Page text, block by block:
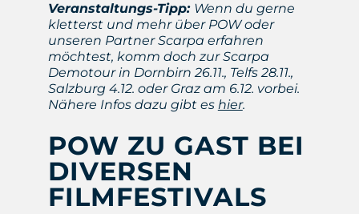
Veranstaltungs-Tipp: Wenn du gerne
kletterst und mehr über POW oder
unseren Partner Scarpa erfahren
möchtest, komm doch zur Scarpa
Demotour in Dornbirn 26.11., Telfs 28.11.,
Salzburg 4.12. oder Graz am 6.12. vorbei.
Nähere Infos dazu gibt es hier.
POW ZU GAST BEI
DIVERSEN
FILMFESTIVALS